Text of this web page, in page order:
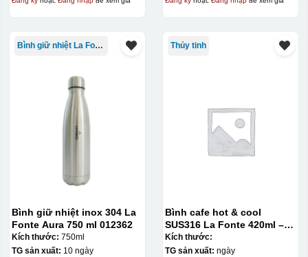
Bình giữ nhiệt La Fonte
Bình giữ nhiệt inox 304 La
Fonte Aura 750 ml 012362
Kích thước: 750ml
TG sản xuất: 10 ngày
Thủy tinh
Bình cafe hot & cool
SUS316 La Fonte 420ml –
012775
Kích thước:
TG sản xuất: ngày